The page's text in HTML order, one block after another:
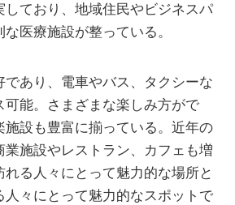
しており、地域住民やビジネスパ
医療施設が整っている。
であり、電車やバス、タクシーな
可能。さまざまな楽しみ方がで
施設も豊富に揃っている。近年の
業施設やレストラン、カフェも増
れる人々にとって魅力的な場所と
人々にとって魅力的なスポットで